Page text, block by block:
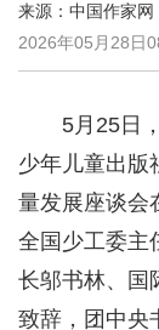
来源：中国
2026年05月28日
5月25日
少年儿童出版
量发展座谈会
全国少工委主
长邬书林、国
致辞，团中央